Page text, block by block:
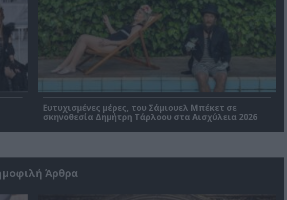
Ευτυχισμένες μέρες, του Σάμιουελ Μπέκετ σε
σκηνοθεσία Δημήτρη Τάρλοου στα Αισχύλεια 2026
Άρθρα